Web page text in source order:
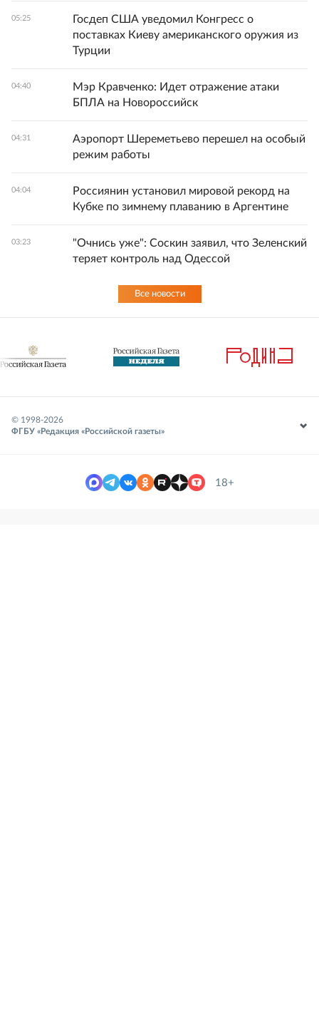
05:25
Госдеп США уведомил Конгресс о
поставках Киеву американского оружия из
Турции
04:40
Мэр Кравченко: Идет отражение атаки
БПЛА на Новороссийск
04:31
Аэропорт Шереметьево перешел на особый
режим работы
04:04
Россиянин установил мировой рекорд на
Кубке по зимнему плаванию в Аргентине
03:23
"Очнись уже": Соскин заявил, что Зеленский
теряет контроль над Одессой
Все новости
© 1998-2026
ФГБУ «Редакция «Российской газеты»
18+